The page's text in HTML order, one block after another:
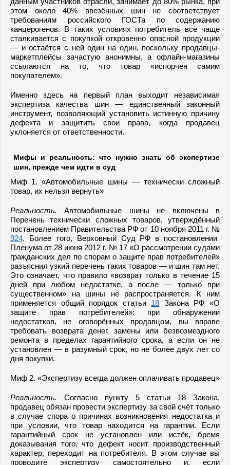
этом около 40% ввезённых шин не соответствует
требованиям российского ГОСТа по содержанию
канцерогенов. В таких условиях потребитель всё чаще
сталкивается с покупкой откровенно опасной продукции
— и остаётся с ней один на один, поскольку продавцы-
маркетплейсы зачастую анонимны, а офлайн-магазины
ссылаются на то, что товар «испорчен самим
покупателем».
Именно здесь на первый план выходит независимая
экспертиза качества шин — единственный законный
инструмент, позволяющий установить истинную причину
дефекта и защитить свои права, когда продавец
уклоняется от ответственности.
Мифы и реальность: что нужно знать об экспертизе
шин, прежде чем идти в суд
Миф 1. «Автомобильные шины — технически сложный
товар, их нельзя вернуть»
Реальность. Автомобильные шины не включены в
Перечень технически сложных товаров, утверждённый
постановлением Правительства РФ от 10 ноября 2011 г. №
924. Более того, Верховный Суд РФ в постановлении
Пленума от 28 июня 2012 г. № 17 «О рассмотрении судами
гражданских дел по спорам о защите прав потребителей»
разъяснил узкий перечень таких товаров — и шин там нет.
Это означает, что правило «возврат только в течение 15
дней при любом недостатке, а после — только при
существенном» на шины не распространяется. К ним
применяется общий порядок статьи 18 Закона РФ «О
защите прав потребителей»: при обнаружении
недостатков, не оговорённых продавцом, вы вправе
требовать возврата денег, замены или безвозмездного
ремонта в пределах гарантийного срока, а если он не
установлен — в разумный срок, но не более двух лет со
дня покупки.
Миф 2. «Экспертизу всегда должен оплачивать продавец»
Реальность. Согласно пункту 5 статьи 18 Закона,
продавец обязан провести экспертизу за свой счёт только
в случае спора о причинах возникновения недостатка и
при условии, что товар находится на гарантии. Если
гарантийный срок не установлен или истёк, бремя
доказывания того, что дефект носит производственный
характер, переходит на потребителя. В этом случае вы
проводите экспертизу самостоятельно и, если